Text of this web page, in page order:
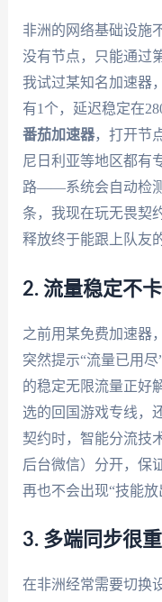
非洲的网络基础设施
没有节点，只能通过
我试过某知名加速器
有1个，延迟稳定在
番茄加速器，打开节
尼日利亚等地区都有
路——系统会自动检
条，我现在玩无畏契
释放终于能跟上队友
2. 流量稳定不
之前用某免费加速
突然提示“流量已用
的稳定无限流量正好
选的回国游戏专线，
契约时，智能分流技
后台微信）分开，保
再也不会出现“技能放
3. 多端同步很
在非洲经常需要切换